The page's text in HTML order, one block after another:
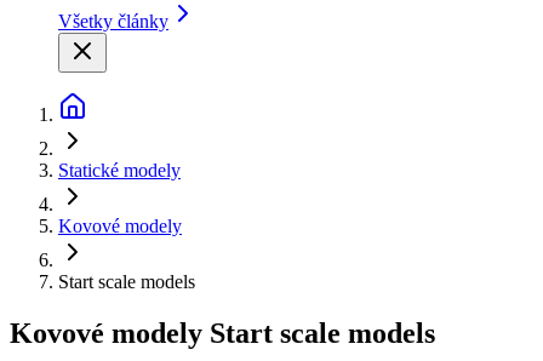
Všetky články
Statické modely
Kovové modely
Start scale models
Kovové modely Start scale models